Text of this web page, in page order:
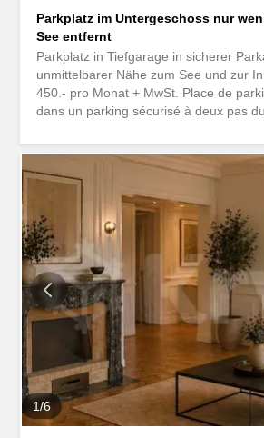
Parkplatz im Untergeschoss nur
See entfernt
Parkplatz in Tiefgarage in sicherer
unmittelbarer Nähe zum See und zur
450.- pro Monat + MwSt. Place de
dans un parking sécurisé à deux pas
1/6